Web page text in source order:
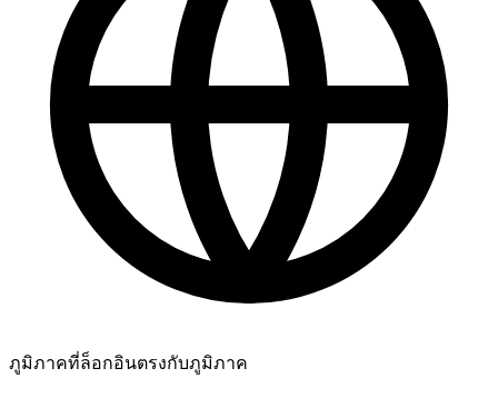
ยอดเยี่ยม! ฉันสามารถติดตามความคืบหน้าแบบสดๆ ได้ไหม?
ยอดเยี่ยมมาก พวกคุณคือที่สุดเลย 🧡
ภูมิภาคที่ล็อกอินตรงกับภูมิภาค